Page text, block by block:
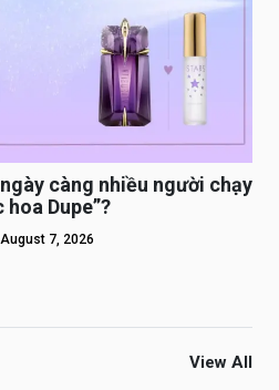
càng nhiều người chạy
Dupe”?
August 7, 2026
View All